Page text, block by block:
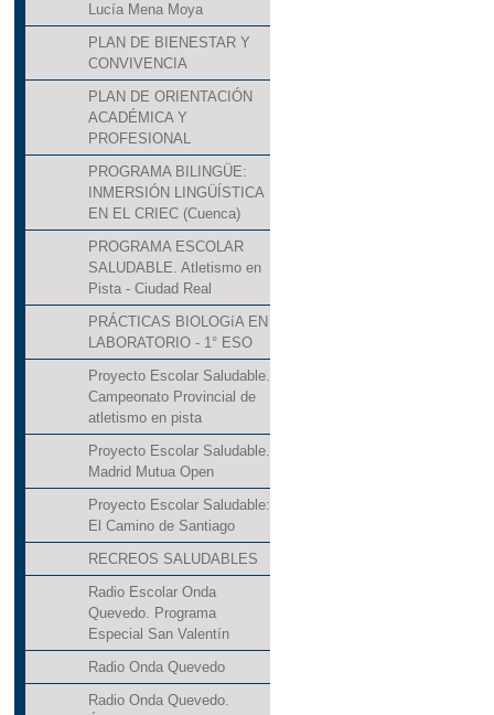
Lucía Mena Moya
PLAN DE BIENESTAR Y
CONVIVENCIA
PLAN DE ORIENTACIÓN
ACADÉMICA Y
PROFESIONAL
PROGRAMA BILINGÜE:
INMERSIÓN LINGÜÍSTICA
EN EL CRIEC (Cuenca)
PROGRAMA ESCOLAR
SALUDABLE. Atletismo en
Pista - Ciudad Real
PRÁCTICAS BIOLOGíA EN
LABORATORIO - 1° ESO
Proyecto Escolar Saludable.
Campeonato Provincial de
atletismo en pista
Proyecto Escolar Saludable.
Madrid Mutua Open
Proyecto Escolar Saludable:
El Camino de Santiago
RECREOS SALUDABLES
Radio Escolar Onda
Quevedo. Programa
Especial San Valentín
Radio Onda Quevedo
Radio Onda Quevedo.